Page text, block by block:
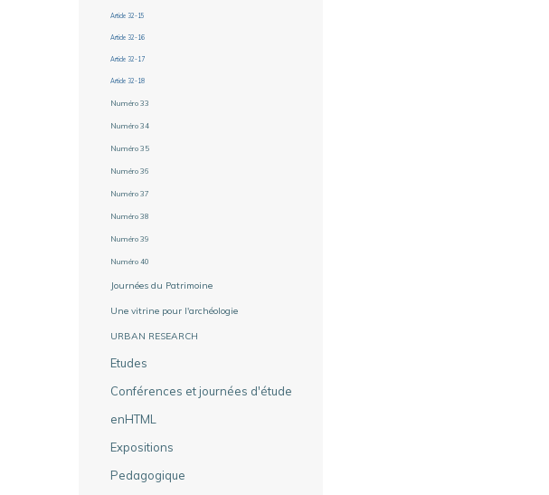
Article 32-15
Article 32-16
Article 32-17
Article 32-18
Numéro 33
Numéro 34
Numéro 35
Numéro 36
Numéro 37
Numéro 38
Numéro 39
Numéro 40
Journées du Patrimoine
Une vitrine pour l'archéologie
URBAN RESEARCH
Etudes
Conférences et journées d'étude
enHTML
Expositions
Pedagogique